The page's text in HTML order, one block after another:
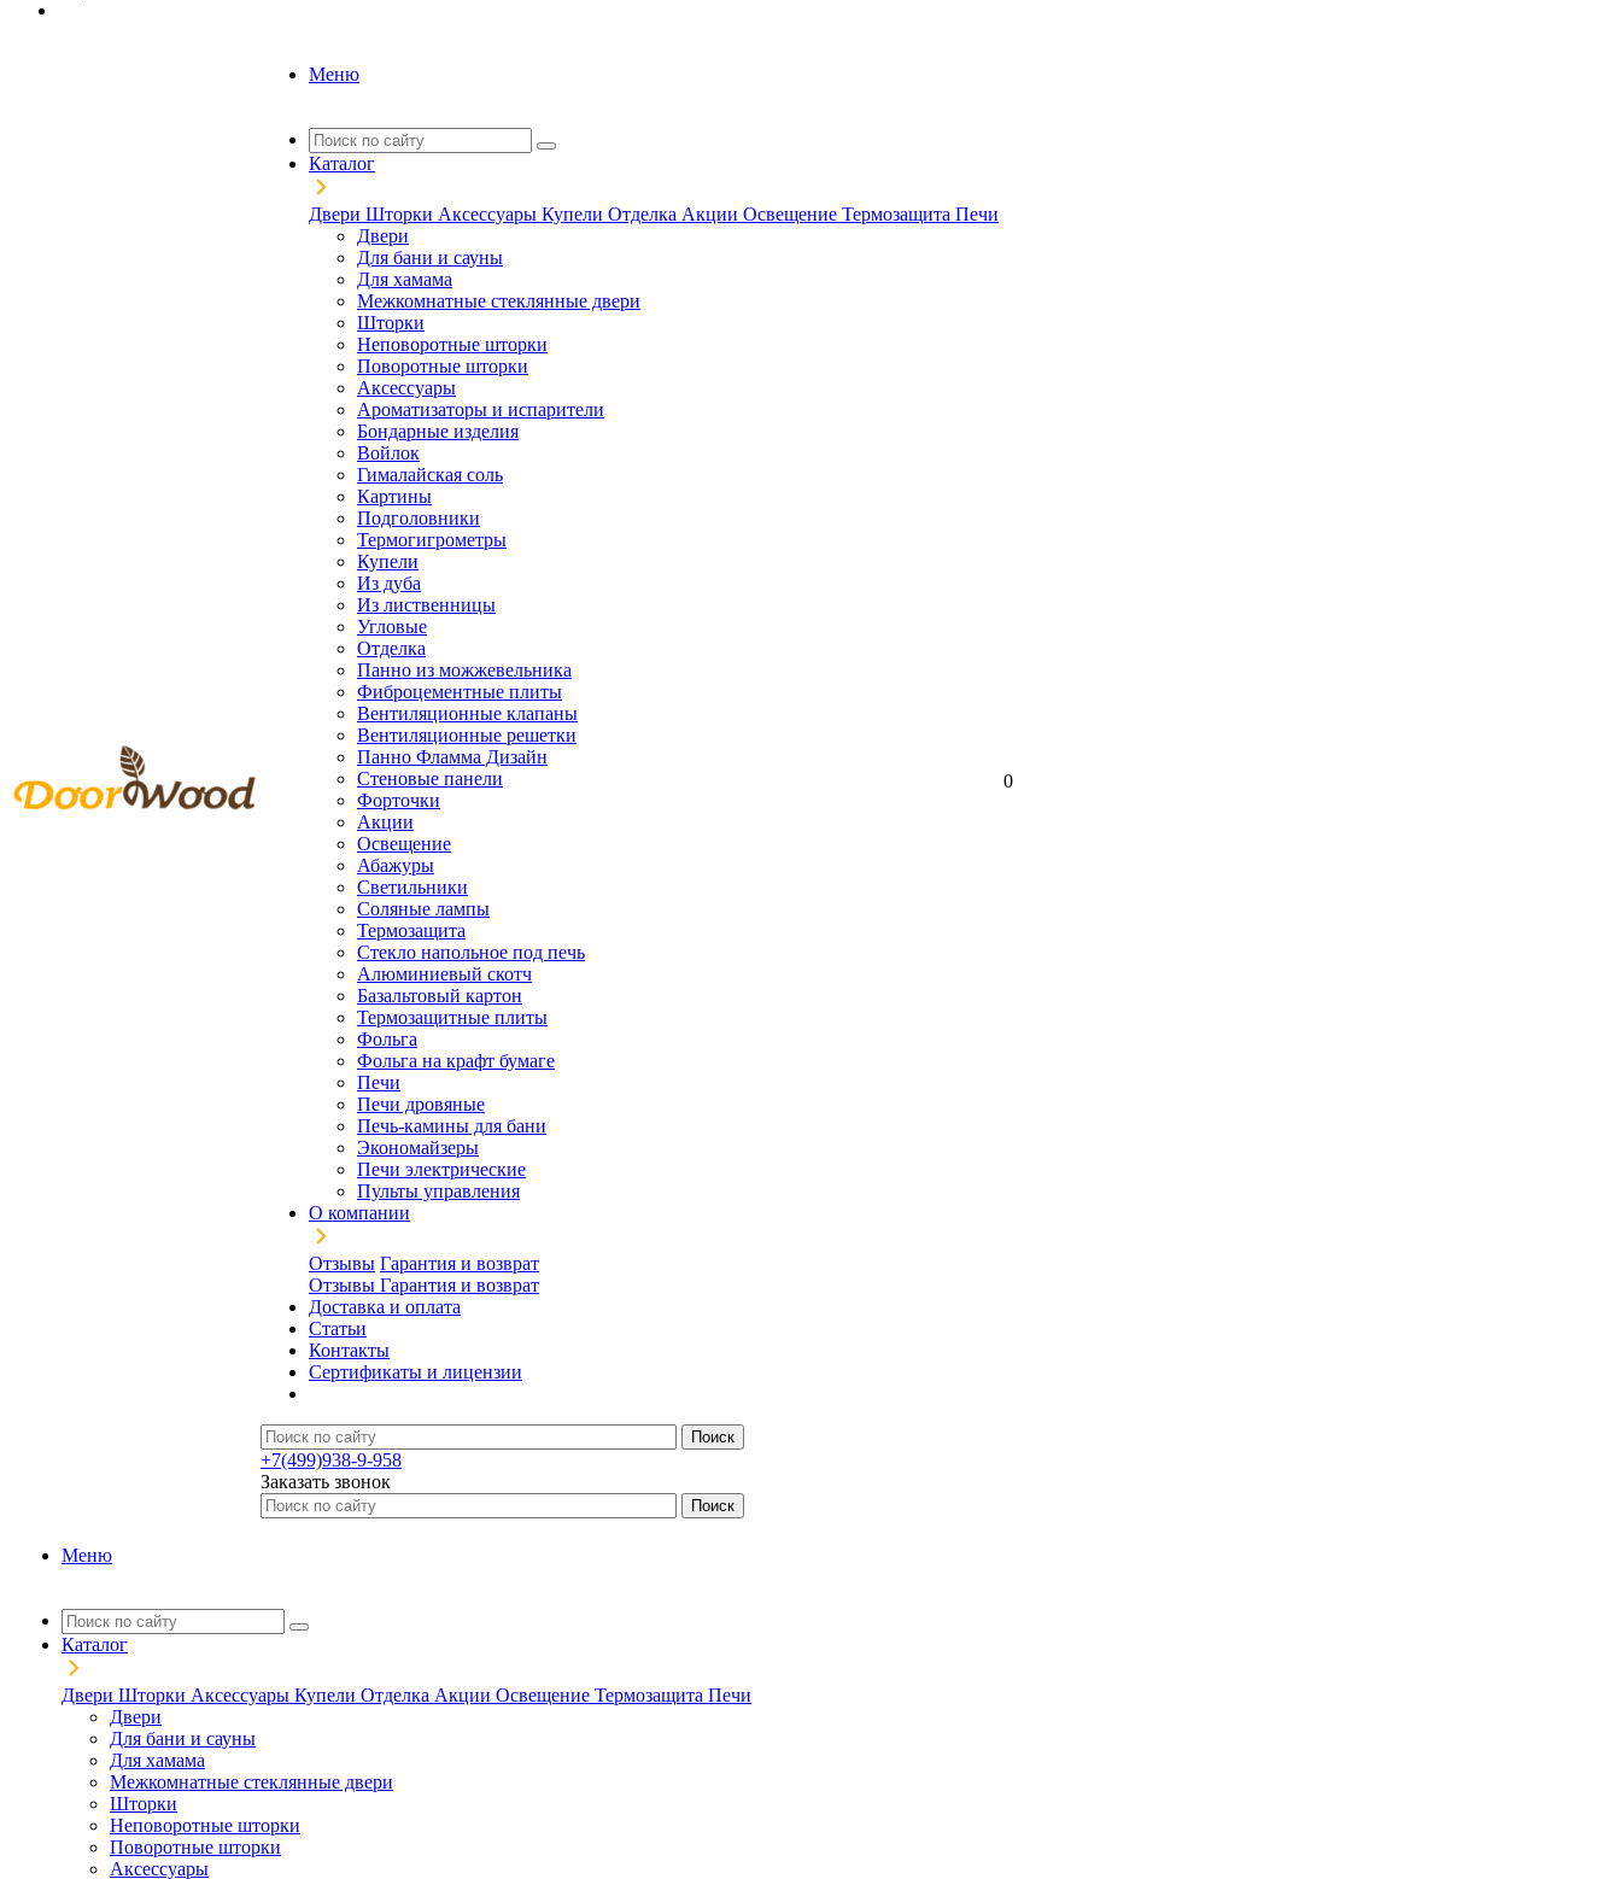
Меню
Каталог
Двери Шторки Аксессуары Купели Отделка Акции Освещение Термозащита Печи
Двери
Для бани и сауны
Для хамама
Межкомнатные стеклянные двери
Шторки
Неповоротные шторки
Поворотные шторки
Аксессуары
Ароматизаторы и испарители
Бондарные изделия
Войлок
Гималайская соль
Картины
Подголовники
Термогигрометры
Купели
Из дуба
Из лиственницы
Угловые
Отделка
Панно из можжевельника
Фиброцементные плиты
Вентиляционные клапаны
Вентиляционные решетки
Панно Фламма Дизайн
Стеновые панели
Форточки
Акции
Освещение
Абажуры
Светильники
Соляные лампы
Термозащита
Стекло напольное под печь
Алюминиевый скотч
Базальтовый картон
Термозащитные плиты
Фольга
Фольга на крафт бумаге
Печи
Печи дровяные
Печь-камины для бани
Экономайзеры
Печи электрические
Пульты управления
О компании
Отзывы Гарантия и возврат
Отзывы Гарантия и возврат
Доставка и оплата
Статьи
Контакты
Сертификаты и лицензии
+7(499)938-9-958
Заказать звонок
0
Меню
Каталог
Двери Шторки Аксессуары Купели Отделка Акции Освещение Термозащита Печи
Двери
Для бани и сауны
Для хамама
Межкомнатные стеклянные двери
Шторки
Неповоротные шторки
Поворотные шторки
Аксессуары